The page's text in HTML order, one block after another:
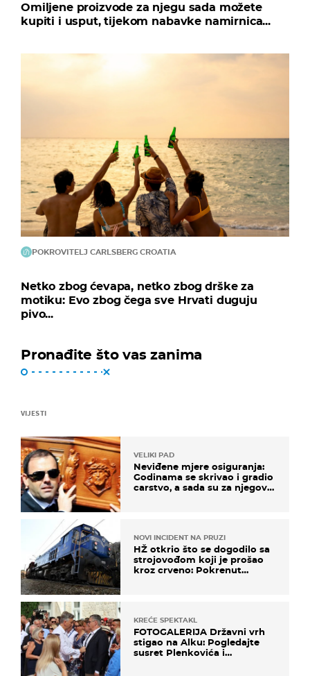
Omiljene proizvode za njegu sada možete
kupiti i usput, tijekom nabavke namirnica...
POKROVITELJ CARLSBERG CROATIA
Netko zbog ćevapa, netko zbog drške za
motiku: Evo zbog čega sve Hrvati duguju
pivo...
Pronađite što vas zanima
VIJESTI
VELIKI PAD
Neviđene mjere osiguranja:
Godinama se skrivao i gradio
carstvo, a sada su za njegovo
NOVI INCIDENT NA PRUZI
HŽ otkrio što se dogodilo sa
strojovođom koji je prošao
kroz crveno: Pokrenut
KREĆE SPEKTAKL
FOTOGALERIJA Državni vrh
stigao na Alku: Pogledajte
susret Plenkovića i